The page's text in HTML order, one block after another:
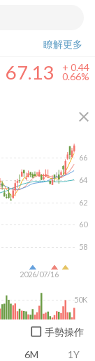
瞭解更多
67.13 + 0.44
0.66%
close
6M 1Y
2026/07/16
58
60
62
64
66
50K
手勢操作